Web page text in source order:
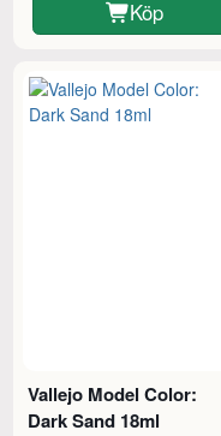
Köp
Vallejo Model Color:
Dark Sand 18ml